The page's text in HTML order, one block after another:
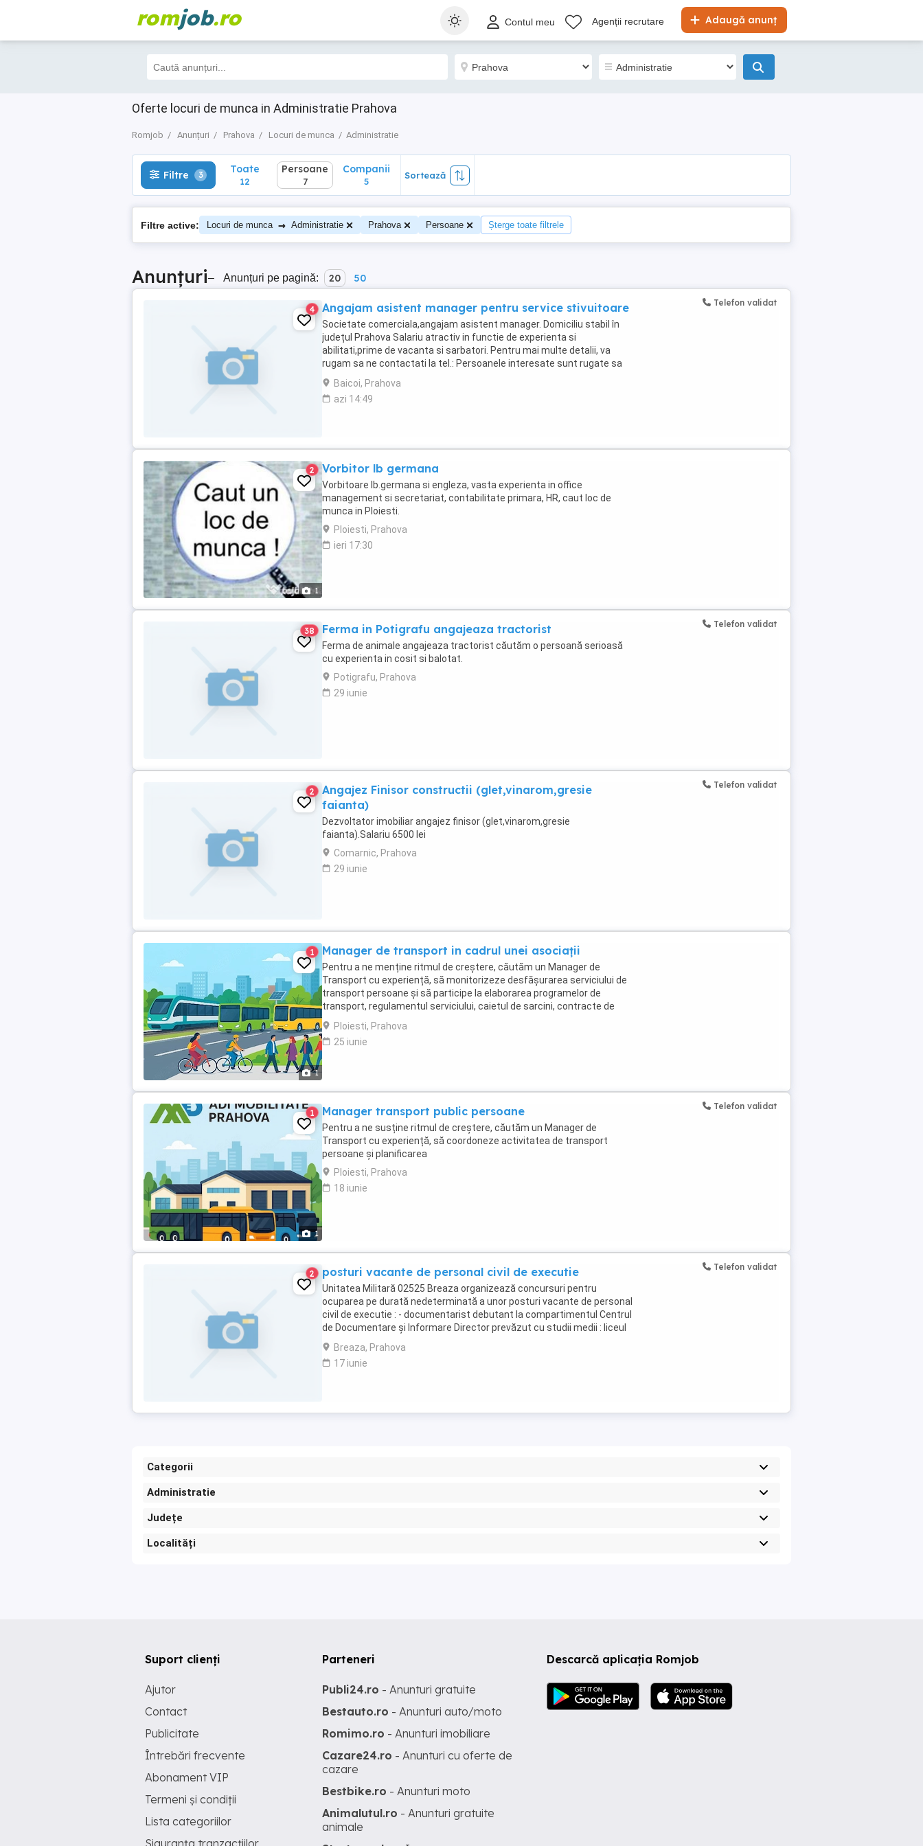
romjob.ro Adaugă anunț
Contul meu Agenții recrutare
Oferte locuri de munca in Administratie Prahova
Romjob Anunțuri Prahova Locuri de munca Administratie
Filtre 3 Toate
12
Filtre 3 Toate
12
Persoane
7
Companii
5
Sortează
Filtre active: Locuri de munca → Administratie Prahova Persoane Șterge toate filtrele
Anunțuri– Anunțuri pe pagină: 20 50
4 Angajam asistent manager pentru service stivuitoare
Societate comerciala,angajam asistent manager. Domiciliu stabil în
județul Prahova Salariu atractiv in functie de experienta si
abilitati,prime de vacanta si sarbatori. Pentru mai multe detalii, va
rugam sa ne contactati la tel.: Persoanele interesate sunt rugate sa
trimita CV-ul la adresa de e-mail ...
Baicoi, Prahova
azi 14:49
Telefon validat
1
2 Vorbitor lb germana
Vorbitoare lb.germana si engleza, vasta experienta in office
management si secretariat, contabilitate primara, HR, caut loc de
munca in Ploiesti.
Ploiesti, Prahova
ieri 17:30
38 Ferma in Potigrafu angajeaza tractorist
Ferma de animale angajeaza tractorist căutăm o persoană serioasă
cu experienta in cosit si balotat.
Potigrafu, Prahova
29 iunie
Telefon validat
2
Angajez Finisor constructii (glet,vinarom,gresie
faianta)
Dezvoltator imobiliar angajez finisor (glet,vinarom,gresie
faianta).Salariu 6500 lei
Comarnic, Prahova
29 iunie
Telefon validat
1
1 Manager de transport in cadrul unei asociații
Pentru a ne menține ritmul de creștere, căutăm un Manager de
Transport cu experiență, să monitorizeze desfășurarea serviciului de
transport persoane și să participe la elaborarea programelor de
transport, regulamentul serviciului, caietul de sarcini, contracte de
delegare, documentații tehnice si administrative ...
Ploiesti, Prahova
25 iunie
1
1 Manager transport public persoane
Pentru a ne susține ritmul de creștere, căutăm un Manager de
Transport cu experiență, să coordoneze activitatea de transport
persoane și planificarea
Ploiesti, Prahova
18 iunie
Telefon validat
2 posturi vacante de personal civil de executie
Unitatea Militară 02525 Breaza organizează concursuri pentru
ocuparea pe durată nedeterminată a unor posturi vacante de personal
civil de executie : - documentarist debutant la compartimentul Centrul
de Documentare și Informare Director prevăzut cu studii medii : liceul
cu diplomă de bacalaureat și ...
Breaza, Prahova
17 iunie
Telefon validat
Categorii
Administratie
Județe
Localități
Descarcă aplicația Romjob
Suport clienți
Ajutor
Contact
Publicitate
Întrebări frecvente
Abonament VIP
Termeni și condiții
Lista categoriilor
Siguranța tranzacțiilor
Parteneri
Publi24.ro - Anunturi gratuite
Bestauto.ro - Anunturi auto/moto
Romimo.ro - Anunturi imobiliare
Cazare24.ro - Anunturi cu oferte de
cazare
Bestbike.ro - Anunturi moto
Animalutul.ro - Anunturi gratuite
animale